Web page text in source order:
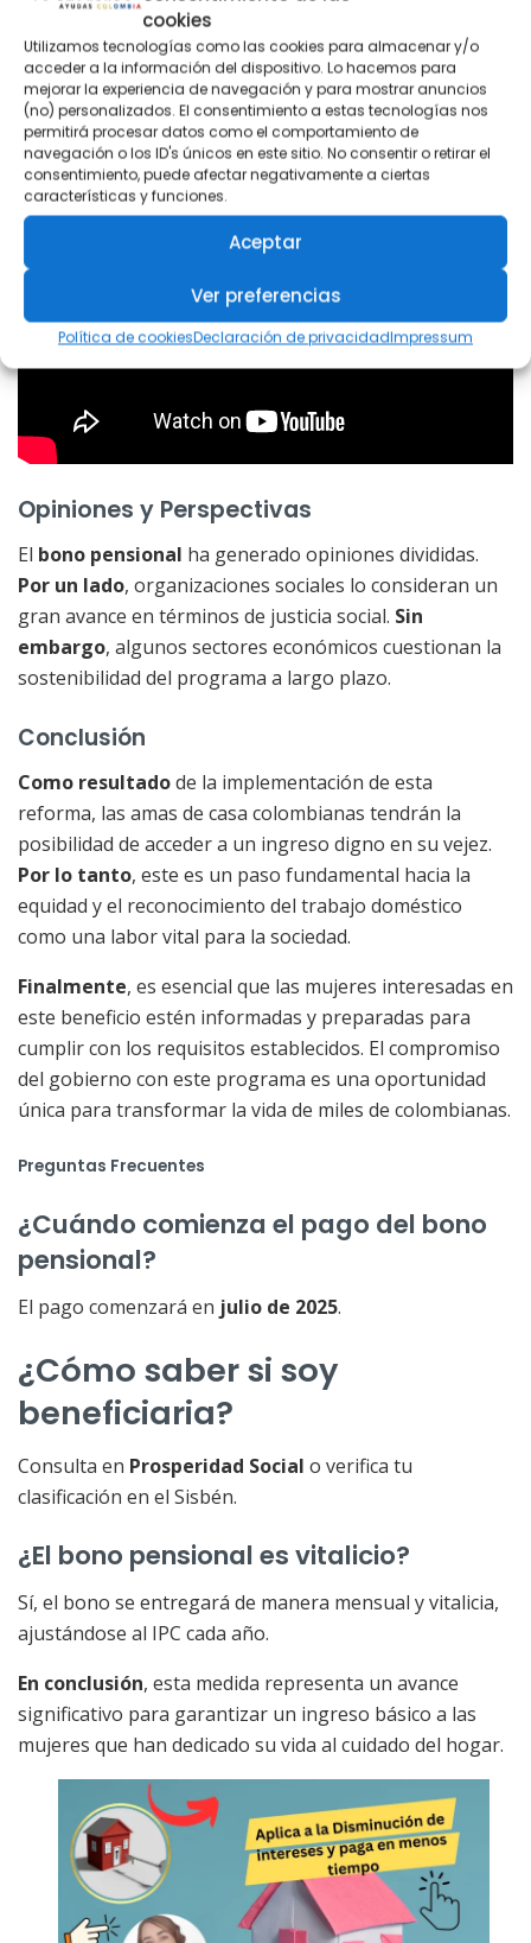
cookies
Utilizamos tecnologías como las cookies para almacenar y/o
acceder a la información del dispositivo. Lo hacemos para
mejorar la experiencia de navegación y para mostrar anuncios
(no) personalizados. El consentimiento a estas tecnologías nos
permitirá procesar datos como el comportamiento de
navegación o los ID's únicos en este sitio. No consentir o retirar el
consentimiento, puede afectar negativamente a ciertas
características y funciones.
Aceptar
Ver preferencias
Política de cookiesDeclaración de privacidadImpressum
seguridad social.
Protege a una población históricamente
desprotegida.
Contribuye al bienestar de miles de familias.
Opiniones y Perspectivas
El bono pensional ha generado opiniones divididas.
Por un lado, organizaciones sociales lo consideran un
gran avance en términos de justicia social. Sin
embargo, algunos sectores económicos cuestionan la
sostenibilidad del programa a largo plazo.
Conclusión
Como resultadode la implementación de esta
reforma, las amas de casa colombianas tendrán la
posibilidad de acceder a un ingreso digno en su vejez.
Por lo tanto, este es un paso fundamental hacia la
equidad y el reconocimiento del trabajo doméstico
como una labor vital para la sociedad.
Finalmente, es esencial que las mujeres interesadas en
este beneficio estén informadas y preparadas para
cumplir con los requisitos establecidos. El compromiso
del gobierno con este programa es una oportunidad
única para transformar la vida de miles de colombianas.
Preguntas Frecuentes
¿Cuándo comienza el pago del bono
pensional?
El pago comenzará en julio de 2025.
¿Cómo saber si soy
beneficiaria?
Consulta en Prosperidad Social o verifica tu
clasificación en el Sisbén.
¿El bono pensional es vitalicio?
Sí, el bono se entregará de manera mensual y vitalicia,
ajustándose al IPC cada año.
En conclusión, esta medida representa un avance
significativo para garantizar un ingreso básico a las
mujeres que han dedicado su vida al cuidado del hogar.